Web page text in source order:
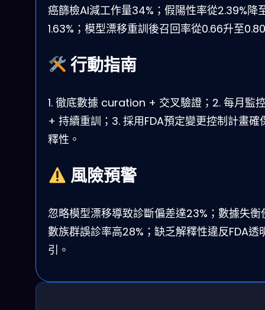
癌篩檢AI減工作量34%；假陽性率從2.39%降
1.63%；模型漂移重訓後召回率從0.66升至
行動指南
1. 徹底數據 curation + 交叉驗證；2. 每月監
+ 持續重訓；3. 採用FDA預定變更控制計畫確
釋性。
風險預警
忽略模型漂移導致診斷偏差達23%；數據失衡
數族群誤診率高28%；缺乏解釋性違反FDA透
引。